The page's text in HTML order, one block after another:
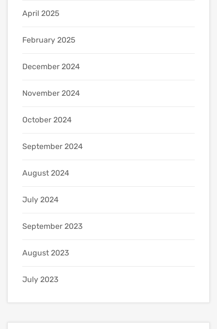
April 2025
February 2025
December 2024
November 2024
October 2024
September 2024
August 2024
July 2024
September 2023
August 2023
July 2023